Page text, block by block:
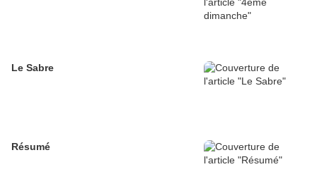
Le Sabre
Résumé